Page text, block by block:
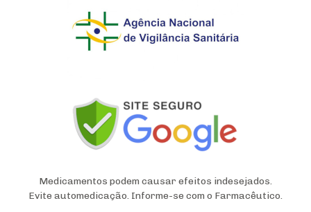
Medicamentos podem causar efeitos indesejados.
Evite automedicação. Informe-se com o Farmacêutico.